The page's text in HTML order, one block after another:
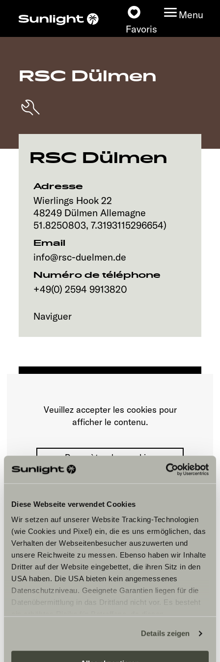
Diese Webseite verwendet Cookies
Wir setzen auf unserer Website Tracking-Technologien
(wie Cookies und Pixel) ein, die es uns ermöglichen, das
Verhalten der Webseitenbesucher auszuwerten und
unsere Reichweite zu messen. Ebenso haben wir Inhalte
Dritter auf der Website eingebettet, die ihren Sitz in den
USA haben. Die USA bieten kein angemessenes
Datenschutzniveau. Geeignete Garantien liegen für die
Datenübermittlung in das Drittland nicht vor. Es besteht
zustehen. Eingesetzte Dienstleister können Daten für
eigene Zwecke verarbeiten und mit anderen Daten
Details zeigen
Favoris
Menu
Nos modèles
Configurateur
Recherchez votre
Sunlight
Découvrir
Service
RSC Dülmen
RSC Dülmen
Adresse
Wierlings Hook 22
48249 Dülmen Allemagne
51.8250803, 7.3193115296654)
Email
info@rsc-duelmen.de
Numéro de téléphone
+49(0) 2594 9913820
Naviguer
Horaires d'ouverture
WERKSTATT
Montag – Freitag:
09:00 – 13:00 Uhr
14:00 – 18:00 Uhr
Samstag:
10:00 – 16:00 Uhr
Veuillez accepter les cookies pour
afficher le contenu.
Paramètre des cookies